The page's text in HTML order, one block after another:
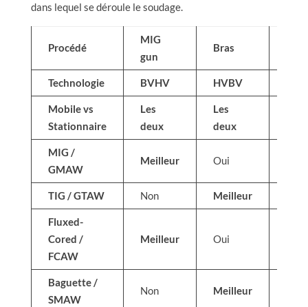
dans lequel se déroule le soudage.
Procédé
MIG
gun
Bras
Technologie BVHV HVBV
Mobile vs
Stationnaire
Les
deux
Les
deux
MIG /
GMAW
Meilleur Oui
TIG / GTAW Non Meilleur
Fluxed-
Cored /
FCAW
Meilleur Oui
Baguette /
SMAW
Non Meilleur